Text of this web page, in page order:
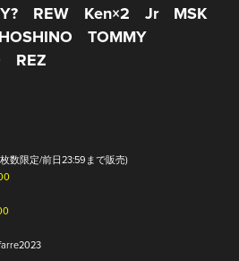
REW Ken×2 Jr
MSK
TOMMY
REZ
数限定/前日23:59まで販売)